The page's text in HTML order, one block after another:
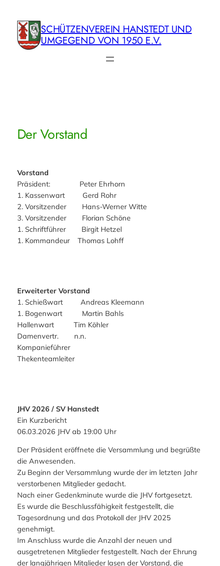
Inhalt
springen
SCHÜTZENVEREIN HANSTEDT UND
UMGEGEND VON 1950 E.V.
Der Vorstand
Vorstand
Präsident: Peter Ehrhorn
1. Kassenwart Gerd Rohr
2. Vorsitzender Hans-Werner Witte
3. Vorsitzender Florian Schöne
1. Schriftführer Birgit Hetzel
1. Kommandeur Thomas Lohff
Erweiterter Vorstand
1. Schießwart Andreas Kleemann
1. Bogenwart Martin Bahls
Hallenwart Tim Köhler
Damenvertr. n.n.
Kompanieführer
Thekenteamleiter
JHV 2026 / SV Hanstedt
Ein Kurzbericht
06.03.2026 JHV ab 19:00 Uhr
Der Präsident eröffnete die Versammlung und begrüßte
die Anwesenden.
Zu Beginn der Versammlung wurde der im letzten Jahr
verstorbenen Mitglieder gedacht.
Nach einer Gedenkminute wurde die JHV fortgesetzt.
Es wurde die Beschlussfähigkeit festgestellt, die
Tagesordnung und das Protokoll der JHV 2025
genehmigt.
Im Anschluss wurde die Anzahl der neuen und
ausgetretenen Mitglieder festgestellt. Nach der Ehrung
der langjährigen Mitglieder lasen der Vorstand, die